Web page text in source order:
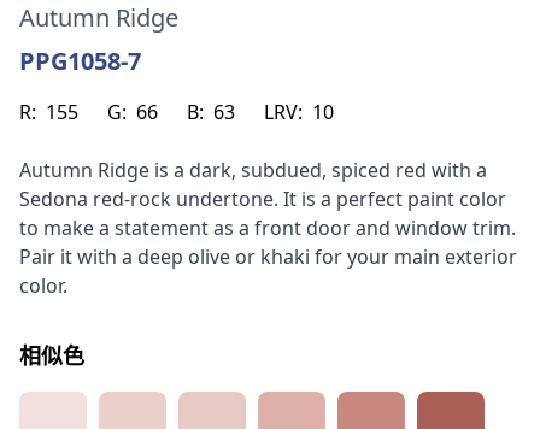
Autumn Ridge
PPG1058-7
R: 155 G: 66 B: 63 LRV: 10
Autumn Ridge is a dark, subdued, spiced red with a
Sedona red-rock undertone. It is a perfect paint color
to make a statement as a front door and window trim.
Pair it with a deep olive or khaki for your main exterior
color.
相似色